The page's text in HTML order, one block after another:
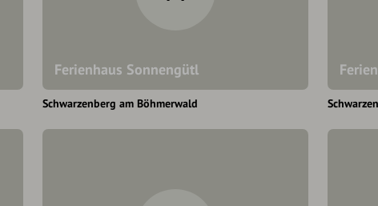
Ferienhaus Sonnengütl
Schwarzenberg am Böhmerwald